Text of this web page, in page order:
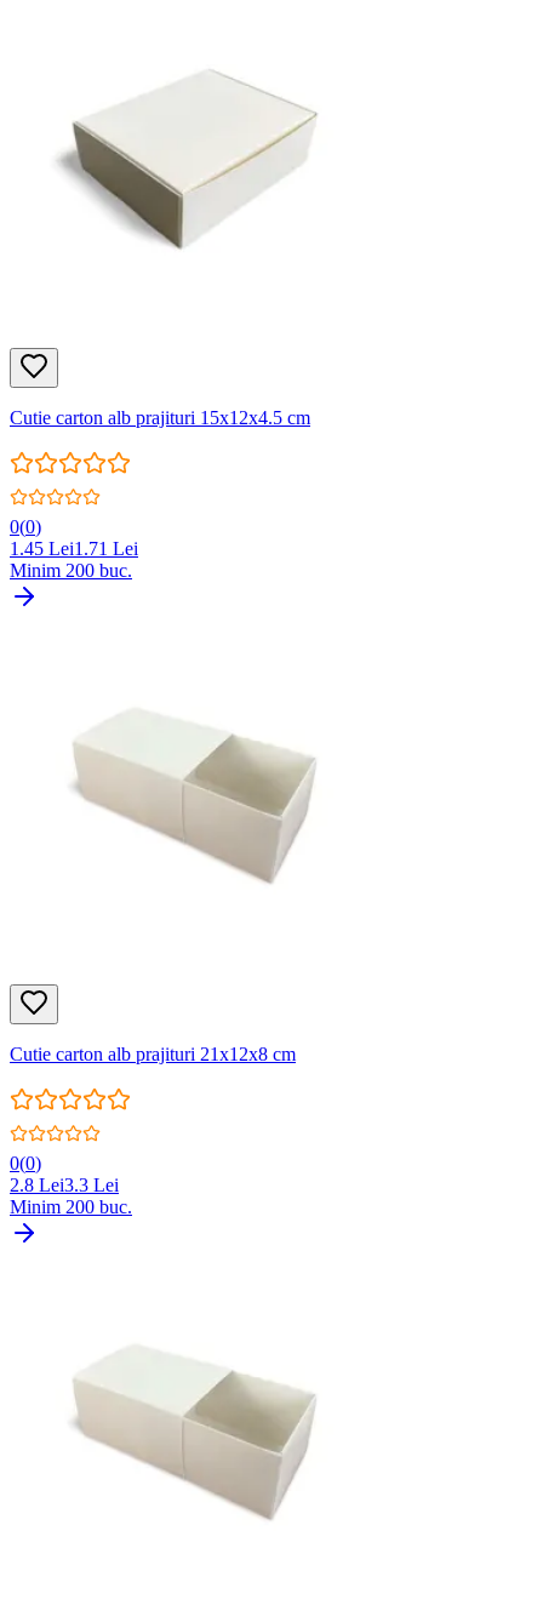
Cutie carton alb prajituri 15x12x4.5 cm
0(0)
1.45 Lei1.71 Lei
Minim 200 buc.
Cutie carton alb prajituri 21x12x8 cm
0(0)
2.8 Lei3.3 Lei
Minim 200 buc.